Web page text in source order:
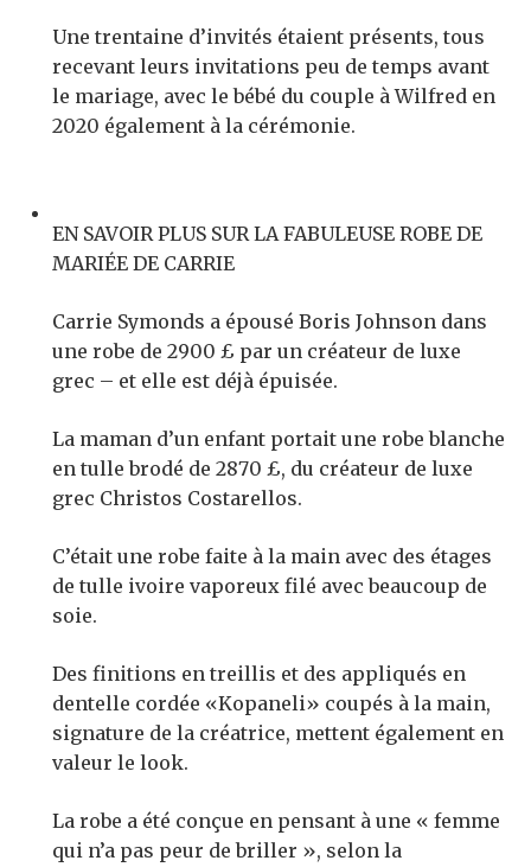
Une trentaine d’invités étaient présents, tous
recevant leurs invitations peu de temps avant
le mariage, avec le bébé du couple à Wilfred en
2020 également à la cérémonie.
EN SAVOIR PLUS SUR LA FABULEUSE ROBE DE
MARIÉE DE CARRIE
Carrie Symonds a épousé Boris Johnson dans
une robe de 2900 £ par un créateur de luxe
grec – et elle est déjà épuisée.
La maman d’un enfant portait une robe blanche
en tulle brodé de 2870 £, du créateur de luxe
grec Christos Costarellos.
C’était une robe faite à la main avec des étages
de tulle ivoire vaporeux filé avec beaucoup de
soie.
Des finitions en treillis et des appliqués en
dentelle cordée «Kopaneli» coupés à la main,
signature de la créatrice, mettent également en
valeur le look.
La robe a été conçue en pensant à une « femme
qui n’a pas peur de briller », selon la